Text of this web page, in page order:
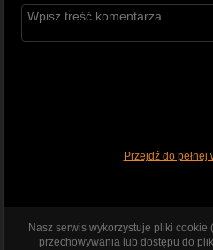
Przejdź do pełnej
Nasz serwis wykorzystuje pliki cookie
przechowywania lub dostępu do